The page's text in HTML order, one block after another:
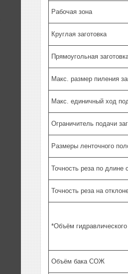
Рабочая зона
Круглая заготовка
Прямоугольная
Макс. размер пиления
Макс. единичный ход
Ограничитель подачи
Размеры ленточного
Точность реза по длине
Точность реза на
*Объём гидравлического
Объём бака СОЖ